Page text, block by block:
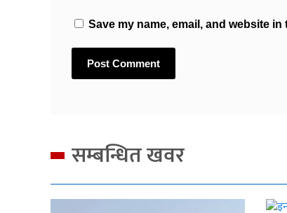
Save my name, email, and website
सम्बन्धित खवर